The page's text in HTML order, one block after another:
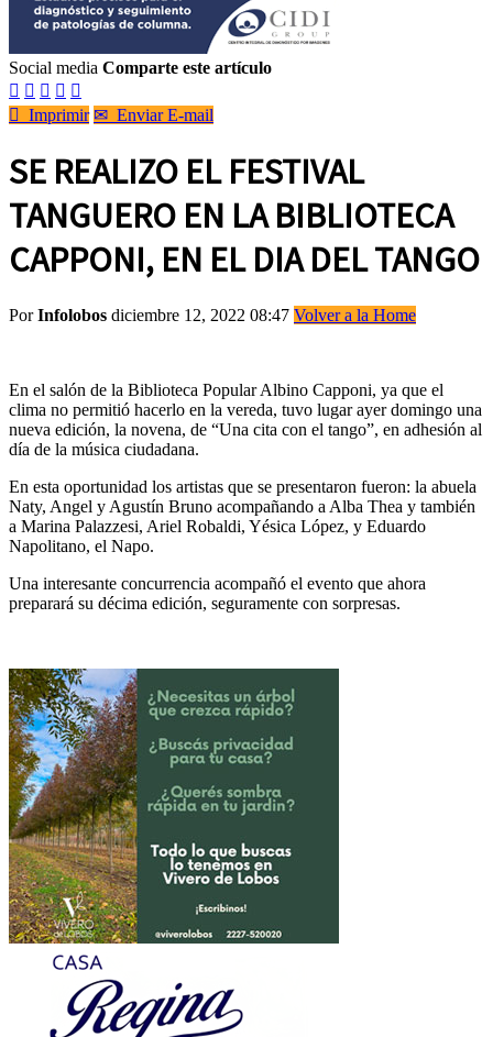
Social media Comparte este artículo
    
 Imprimir ✉ Enviar E-mail
SE REALIZO EL FESTIVAL
TANGUERO EN LA BIBLIOTECA
CAPPONI, EN EL DIA DEL TANGO
PorInfolobos diciembre 12, 2022 08:47 Volver a la Home
En el salón de la Biblioteca Popular Albino Capponi, ya que el
clima no permitió hacerlo en la vereda, tuvo lugar ayer domingo una
nueva edición, la novena, de “Una cita con el tango”, en adhesión al
día de la música ciudadana.
En esta oportunidad los artistas que se presentaron fueron: la abuela
Naty, Angel y Agustín Bruno acompañando a Alba Thea y también
a Marina Palazzesi, Ariel Robaldi, Yésica López, y Eduardo
Napolitano, el Napo.
Una interesante concurrencia acompañó el evento que ahora
preparará su décima edición, seguramente con sorpresas.